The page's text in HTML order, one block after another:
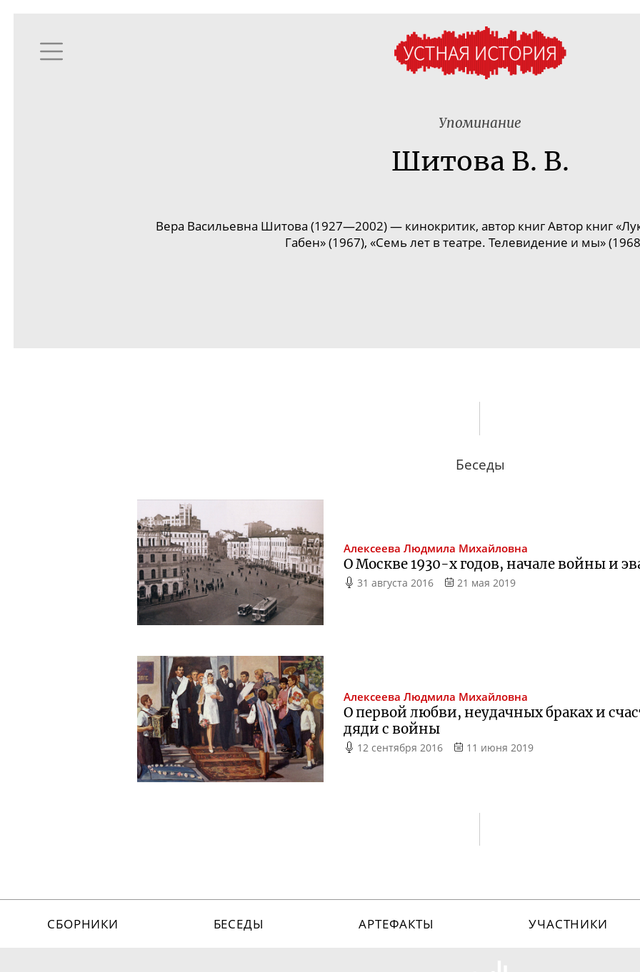
Упоминание
Шитова В. В.
Вера Васильевна Шитова (1927—2002) — кинокритик, автор книгАвтор книг
Габен» (1967), «Семь лет в театре. Телевидение и мы»
Беседы
Алексеева Людмила Михайловна
О Москве1930-хгодов, начале войны и
31 августа 2016 21 мая 2019
Алексеева Людмила Михайловна
О первой любви, неудачных браках и
дяди с войны
12 сентября 2016 11 июня 2019
СБОРНИКИ БЕСЕДЫ АРТЕФАКТЫ УЧАСТНИКИ